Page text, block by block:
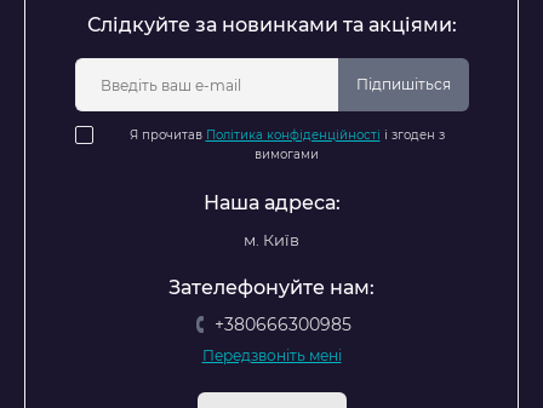
Слідкуйте за новинками та акціями:
Підпишіться
Я прочитав Політика конфіденційності і згоден з
вимогами
Наша адреса:
м. Київ
Зателефонуйте нам:
+380666300985
Передзвоніть мені